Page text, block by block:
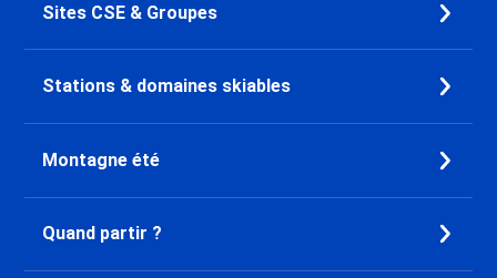
Sites CSE & Groupes
Stations & domaines skiables
Montagne été
Quand partir ?